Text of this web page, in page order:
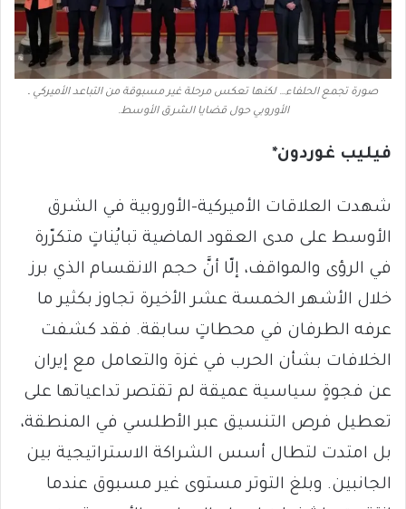
صورة تجمع الحلفاء… لكنها تعكس مرحلة غير مسبوقة من التباعد الأميركي ـ
الأوروبي حول قضايا الشرق الأوسط.
فيليب غوردون*
شهدت العلاقات الأميركية-الأوروبية في الشرق
الأوسط على مدى العقود الماضية تبايُناتٍ متكرّرة
في الرؤى والمواقف، إلّا أنَّ حجم الانقسام الذي برز
خلال الأشهر الخمسة عشر الأخيرة تجاوز بكثير ما
عرفه الطرفان في محطاتٍ سابقة. فقد كشفت
الخلافات بشأن الحرب في غزة والتعامل مع إيران
عن فجوةٍ سياسية عميقة لم تقتصر تداعياتها على
تعطيل فرص التنسيق عبر الأطلسي في المنطقة،
بل امتدت لتطال أسس الشراكة الاستراتيجية بين
الجانبين. وبلغ التوتر مستوى غير مسبوق عندما